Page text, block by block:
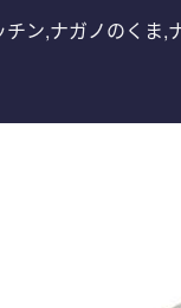
ン,ナガノのくま,